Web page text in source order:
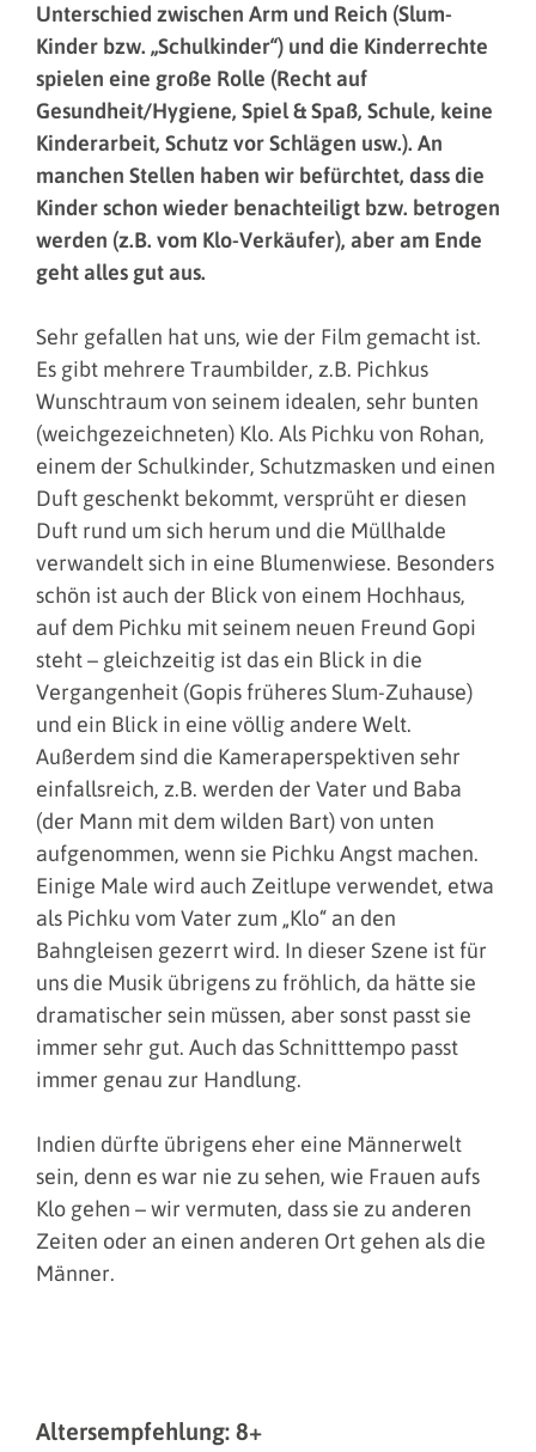
Unterschied zwischen Arm und Reich (Slum-
Kinder bzw. „Schulkinder“) und die Kinderrechte
spielen eine große Rolle (Recht auf
Gesundheit/Hygiene, Spiel & Spaß, Schule, keine
Kinderarbeit, Schutz vor Schlägen usw.). An
manchen Stellen haben wir befürchtet, dass die
Kinder schon wieder benachteiligt bzw. betrogen
werden (z.B. vom Klo-Verkäufer), aber am Ende
geht alles gut aus.
Sehr gefallen hat uns, wie der Film gemacht ist.
Es gibt mehrere Traumbilder, z.B. Pichkus
Wunschtraum von seinem idealen, sehr bunten
(weichgezeichneten) Klo. Als Pichku von Rohan,
einem der Schulkinder, Schutzmasken und einen
Duft geschenkt bekommt, versprüht er diesen
Duft rund um sich herum und die Müllhalde
verwandelt sich in eine Blumenwiese. Besonders
schön ist auch der Blick von einem Hochhaus,
auf dem Pichku mit seinem neuen Freund Gopi
steht – gleichzeitig ist das ein Blick in die
Vergangenheit (Gopis früheres Slum-Zuhause)
und ein Blick in eine völlig andere Welt.
Außerdem sind die Kameraperspektiven sehr
einfallsreich, z.B. werden der Vater und Baba
(der Mann mit dem wilden Bart) von unten
aufgenommen, wenn sie Pichku Angst machen.
Einige Male wird auch Zeitlupe verwendet, etwa
als Pichku vom Vater zum „Klo“ an den
Bahngleisen gezerrt wird. In dieser Szene ist für
uns die Musik übrigens zu fröhlich, da hätte sie
dramatischer sein müssen, aber sonst passt sie
immer sehr gut. Auch das Schnitttempo passt
immer genau zur Handlung.
Indien dürfte übrigens eher eine Männerwelt
sein, denn es war nie zu sehen, wie Frauen aufs
Klo gehen – wir vermuten, dass sie zu anderen
Zeiten oder an einen anderen Ort gehen als die
Männer.
Altersempfehlung: 8+